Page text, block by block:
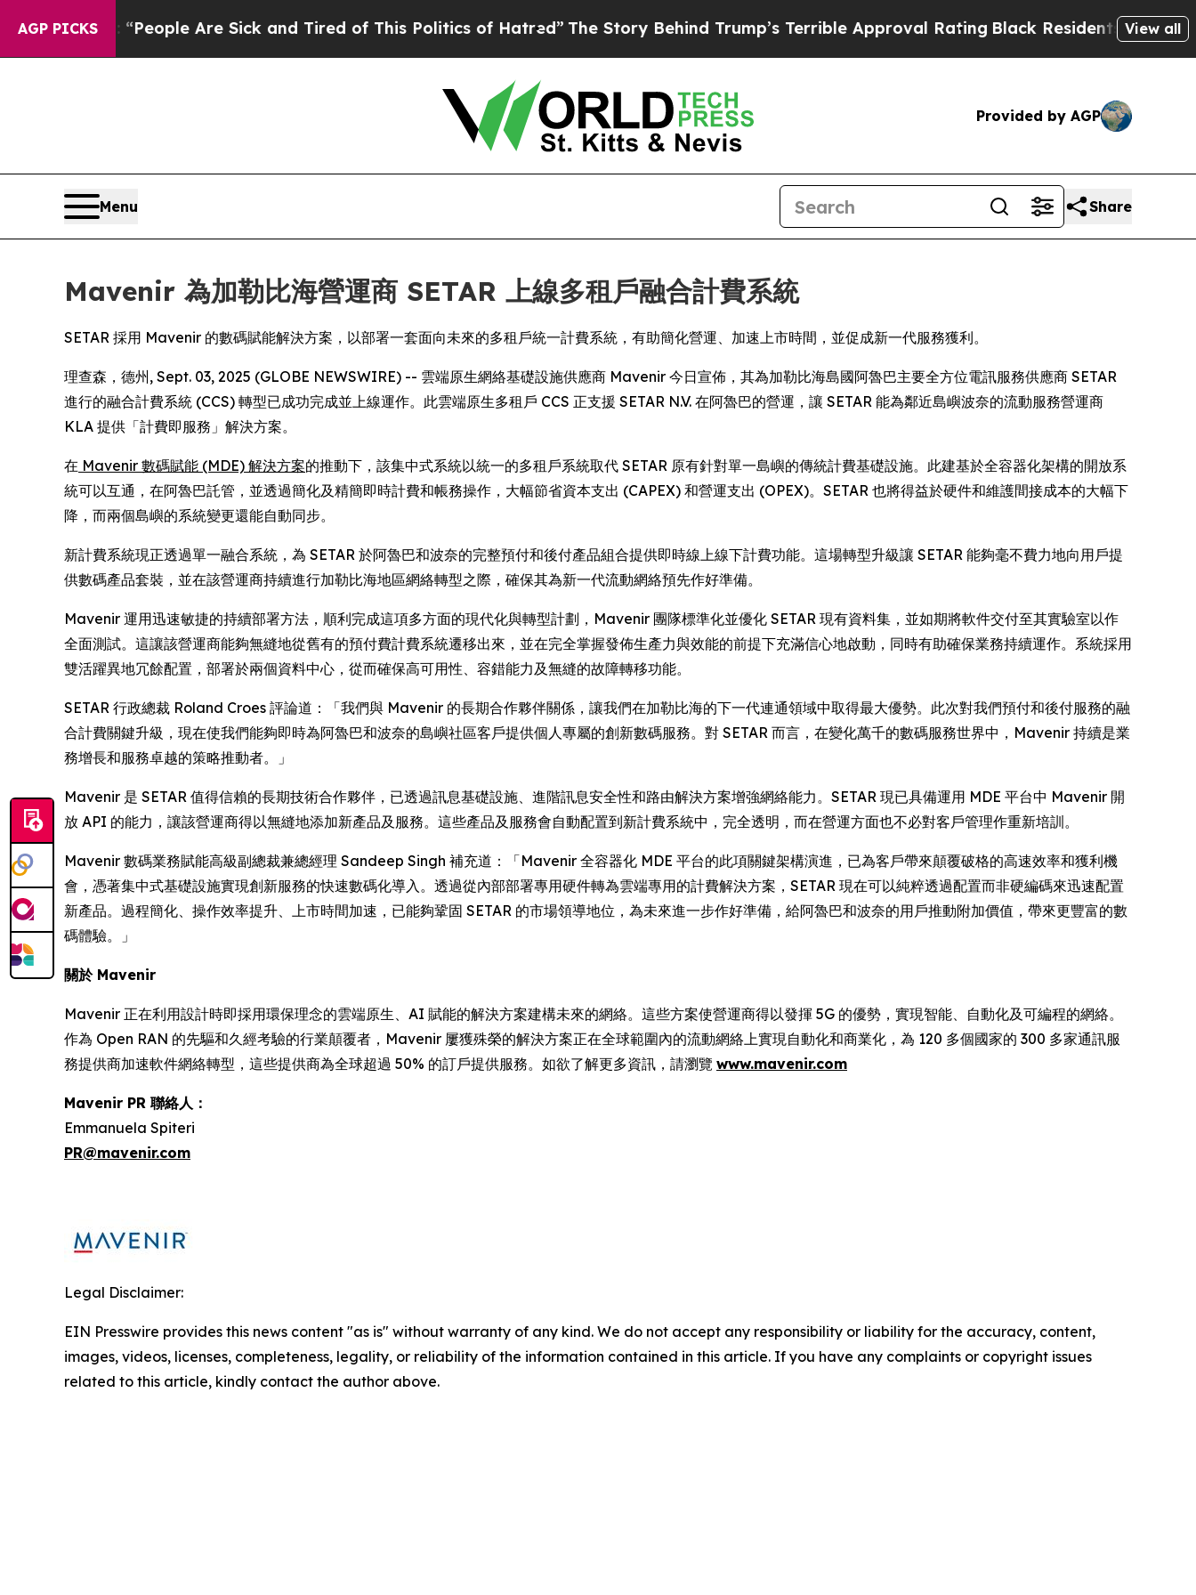
AGP PICKS
Win: “People Are Sick and Tired of This Politics of Hatred”The Story Behind Trump’s Terrible Approval Rating Black Residents Warned of
View all
Provided by AGP
Menu Share
Mavenir 為加勒比海營運商 SETAR 上線多租戶融合計費系統
SETAR 採用 Mavenir 的數碼賦能解決方案，以部署一套面向未來的多租戶統一計費系統，有助簡化營運、加速上市時間，並促成新一代服務獲利。
理查森，德州, Sept. 03, 2025 (GLOBE NEWSWIRE) -- 雲端原生網絡基礎設施供應商 Mavenir 今日宣佈，其為加勒比海島國阿魯巴主要全方位電訊服務供應商 SETAR
進行的融合計費系統 (CCS) 轉型已成功完成並上線運作。此雲端原生多租戶 CCS 正支援 SETAR N.V. 在阿魯巴的營運，讓 SETAR 能為鄰近島嶼波奈的流動服務營運商
KLA 提供「計費即服務」解決方案。
在 Mavenir 數碼賦能 (MDE) 解決方案的推動下，該集中式系統以統一的多租戶系統取代 SETAR 原有針對單一島嶼的傳統計費基礎設施。此建基於全容器化架構的開放系
統可以互通，在阿魯巴託管，並透過簡化及精簡即時計費和帳務操作，大幅節省資本支出 (CAPEX) 和營運支出 (OPEX)。SETAR 也將得益於硬件和維護間接成本的大幅下
降，而兩個島嶼的系統變更還能自動同步。
新計費系統現正透過單一融合系統，為 SETAR 於阿魯巴和波奈的完整預付和後付產品組合提供即時線上線下計費功能。這場轉型升級讓 SETAR 能夠毫不費力地向用戶提
供數碼產品套裝，並在該營運商持續進行加勒比海地區網絡轉型之際，確保其為新一代流動網絡預先作好準備。
Mavenir 運用迅速敏捷的持續部署方法，順利完成這項多方面的現代化與轉型計劃，Mavenir 團隊標準化並優化 SETAR 現有資料集，並如期將軟件交付至其實驗室以作
全面測試。這讓該營運商能夠無縫地從舊有的預付費計費系統遷移出來，並在完全掌握發佈生產力與效能的前提下充滿信心地啟動，同時有助確保業務持續運作。系統採用
雙活躍異地冗餘配置，部署於兩個資料中心，從而確保高可用性、容錯能力及無縫的故障轉移功能。
SETAR 行政總裁 Roland Croes 評論道：「我們與 Mavenir 的長期合作夥伴關係，讓我們在加勒比海的下一代連通領域中取得最大優勢。此次對我們預付和後付服務的融
合計費關鍵升級，現在使我們能夠即時為阿魯巴和波奈的島嶼社區客戶提供個人專屬的創新數碼服務。對 SETAR 而言，在變化萬千的數碼服務世界中，Mavenir 持續是業
務增長和服務卓越的策略推動者。」
Mavenir 是 SETAR 值得信賴的長期技術合作夥伴，已透過訊息基礎設施、進階訊息安全性和路由解決方案增強網絡能力。SETAR 現已具備運用 MDE 平台中 Mavenir 開
放 API 的能力，讓該營運商得以無縫地添加新產品及服務。這些產品及服務會自動配置到新計費系統中，完全透明，而在營運方面也不必對客戶管理作重新培訓。
Mavenir 數碼業務賦能高級副總裁兼總經理 Sandeep Singh 補充道：「Mavenir 全容器化 MDE 平台的此項關鍵架構演進，已為客戶帶來顛覆破格的高速效率和獲利機
會，憑著集中式基礎設施實現創新服務的快速數碼化導入。透過從內部部署專用硬件轉為雲端專用的計費解決方案，SETAR 現在可以純粹透過配置而非硬編碼來迅速配置
新產品。過程簡化、操作效率提升、上市時間加速，已能夠鞏固 SETAR 的市場領導地位，為未來進一步作好準備，給阿魯巴和波奈的用戶推動附加價值，帶來更豐富的數
碼體驗。」
關於 Mavenir
Mavenir 正在利用設計時即採用環保理念的雲端原生、AI 賦能的解決方案建構未來的網絡。這些方案使營運商得以發揮 5G 的優勢，實現智能、自動化及可編程的網絡。
作為 Open RAN 的先驅和久經考驗的行業顛覆者，Mavenir 屢獲殊榮的解決方案正在全球範圍內的流動網絡上實現自動化和商業化，為 120 多個國家的 300 多家通訊服
務提供商加速軟件網絡轉型，這些提供商為全球超過 50% 的訂戶提供服務。如欲了解更多資訊，請瀏覽 www.mavenir.com
Mavenir PR 聯絡人：
Emmanuela Spiteri
PR@mavenir.com
Legal Disclaimer:
EIN Presswire provides this news content "as is" without warranty of any kind. We do not accept any responsibility or liability for the accuracy, content,
images, videos, licenses, completeness, legality, or reliability of the information contained in this article. If you have any complaints or copyright issues
related to this article, kindly contact the author above.